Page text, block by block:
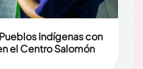
Indígenas con
el Centro Salomón